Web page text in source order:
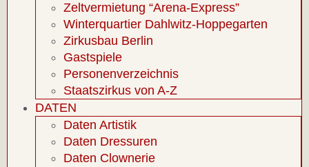
Zeltvermietung “Arena-Express”
Winterquartier Dahlwitz-Hoppegarten
Zirkusbau Berlin
Gastspiele
Personenverzeichnis
Staatszirkus von A-Z
DATEN
Daten Artistik
Daten Dressuren
Daten Clownerie